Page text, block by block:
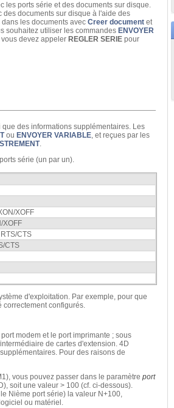
les ports série et des documents sur disque.
documents sur disque à l'aide des
les documents avec Creer document et
souhaitez utiliser les commandes ENVOYER
vous devez appeler REGLER SERIE pour
des informations supplémentaires. Les
ou ENVOYER VARIABLE , et reçues par les
.
série (un par un).
XOFF
XOFF
CTS
CTS
d'exploitation. Par exemple, pour que
configurés.
modem et le port imprimante ; sous
de cartes d'extension. 4D
Pour des raisons de
vous pouvez passer dans le paramètre port
soit une valeur > 100 (cf. ci-dessous).
Nième port série) la valeur N+100,
ou matériel.